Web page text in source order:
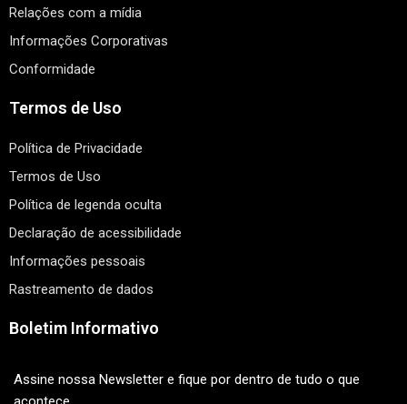
Relações com a mídia
Informações Corporativas
Conformidade
Termos de Uso
Política de Privacidade
Termos de Uso
Política de legenda oculta
Declaração de acessibilidade
Informações pessoais
Rastreamento de dados
Boletim Informativo
Assine nossa Newsletter e fique por dentro de tudo o que